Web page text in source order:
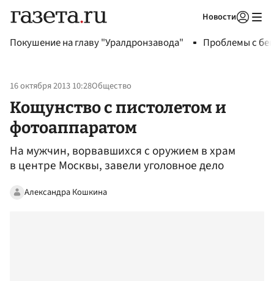
Новости
Покушение на главу "Уралдронзавода" Проблемы с
16 октября 2013 10:28Общество
Кощунство с пистолетом и
фотоаппаратом
На мужчин, ворвавшихся с оружием в храм
в центре Москвы, завели уголовное дело
Александра Кошкина